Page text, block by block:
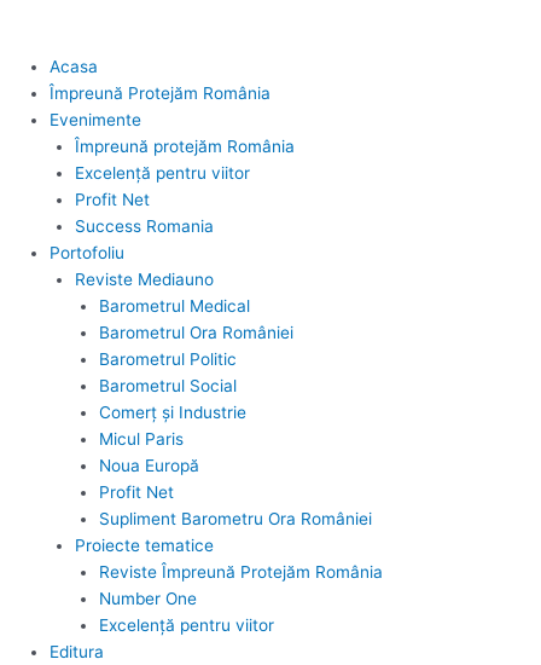
Acasa
Împreună Protejăm România
Evenimente
Împreună protejăm România
Excelență pentru viitor
Profit Net
Success Romania
Portofoliu
Reviste Mediauno
Barometrul Medical
Barometrul Ora României
Barometrul Politic
Barometrul Social
Comerț și Industrie
Micul Paris
Noua Europă
Profit Net
Supliment Barometru Ora României
Proiecte tematice
Reviste Împreună Protejăm România
Number One
Excelență pentru viitor
Editura